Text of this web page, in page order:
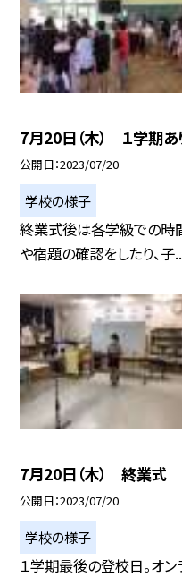
7月20日（木） １学期あ
公開日 2023/07/20
学校の様子
終業式後は各学級での時間
や宿題の確認をしたり、子
7月20日（木） 終業式
公開日 2023/07/20
学校の様子
１学期最後の登校日。オ